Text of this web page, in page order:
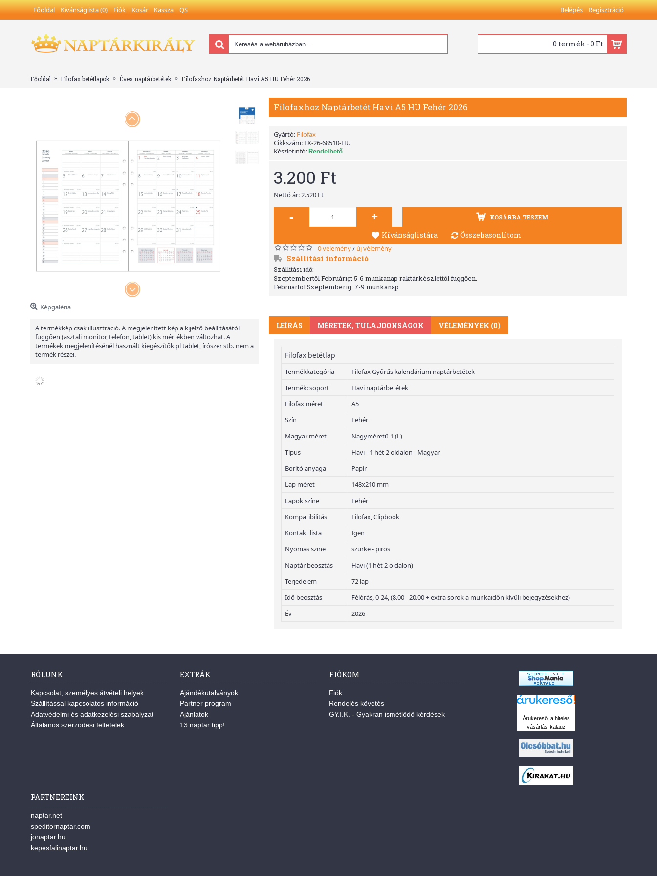
Főoldal Kívánságlista (0) Fiók Kosár Kassza QS Belépés Regisztráció
0 termék - 0 Ft
Főoldal Filofax betétlapok Éves naptárbetétek Filofaxhoz Naptárbetét Havi A5 HU Fehér 2026
Képgaléria
A termékkép csak illusztráció. A megjelenített kép a kijelző beállításától
függően (asztali monitor, telefon, tablet) kis mértékben változhat. A
termékek megjelenítésénél használt kiegészítők pl tablet, írószer stb. nem a
termék részei.
Filofaxhoz Naptárbetét Havi A5 HU Fehér 2026
Gyártó: Filofax
Cikkszám: FX-26-68510-HU
Készletinfó: Rendelhető
3.200 Ft
Nettó ár: 2.520 Ft
- + KOSÁRBA TESZEM
Kívánságlistára Összehasonlítom
0 vélemény/ új vélemény
Szállítási információ
Szállítási idő:
Szeptembertől Februárig: 5-6 munkanap raktárkészlettől függően.
Februártól Szeptemberig: 7-9 munkanap
LEÍRÁS MÉRETEK, TULAJDONSÁGOK VÉLEMÉNYEK (0)
Filofax betétlap
Termékkategória
Filofax Gyűrűs kalendárium naptárbetétek
Termékcsoport
Havi naptárbetétek
Filofax méret
A5
Szín
Fehér
Magyar méret
Nagyméretű 1 (L)
Típus
Havi - 1 hét 2 oldalon - Magyar
Borító anyaga
Papír
Lap méret
148x210 mm
Lapok színe
Fehér
Kompatibilitás
Filofax, Clipbook
Kontakt lista
Igen
Nyomás színe
szürke - piros
Naptár beosztás
Havi (1 hét 2 oldalon)
Terjedelem
72 lap
Idő beosztás
Félórás, 0-24, (8.00 - 20.00 + extra sorok a munkaidőn kívüli bejegyzésekhez)
Év
2026
RÓLUNK
Kapcsolat, személyes átvételi helyek
Szállítással kapcsolatos információ
Adatvédelmi és adatkezelési szabályzat
Általános szerződési feltételek
EXTRÁK
Ajándékutalványok
Partner program
Ajánlatok
13 naptár tipp!
FIÓKOM
Fiók
Rendelés követés
GY.I.K. - Gyakran ismétlődő kérdések
Árukereső, a hiteles
vásárlási kalauz
PARTNEREINK
naptar.net
speditornaptar.com
jonaptar.hu
kepesfalinaptar.hu